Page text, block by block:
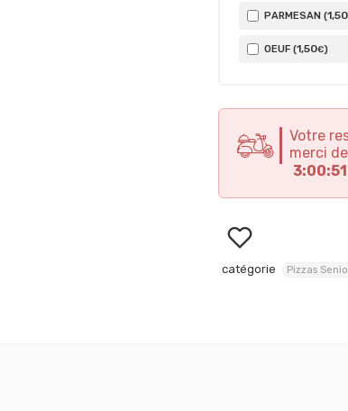
PARMESAN (1,50
OEUF (1,50€)
Votre
merci
3:00:51
catégorie Pizzas